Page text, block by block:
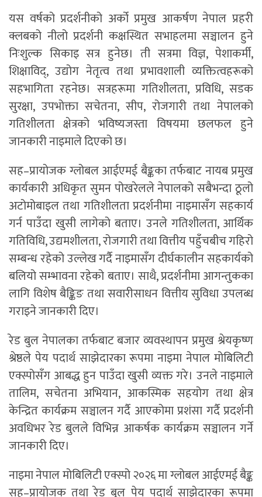
यस वर्षको प्रदर्शनीको अर्को प्रमुख आकर्षण नेपाल प्रहरी
क्लबको नीलो प्रदर्शनी कक्षस्थित सभाहलमा सञ्चालन हुने
निःशुल्क सिकाइ सत्र हुनेछ। ती सत्रमा विज्ञ, पेशाकर्मी,
शिक्षाविद्, उद्योग नेतृत्व तथा प्रभावशाली व्यक्तित्वहरूको
सहभागिता रहनेछ। सत्रहरूमा गतिशीलता, प्रविधि, सडक
सुरक्षा, उपभोक्ता सचेतना, सीप, रोजगारी तथा नेपालको
गतिशीलता क्षेत्रको भविष्यजस्ता विषयमा छलफल हुने
जानकारी नाइमाले दिएको छ।
सह–प्रायोजक ग्लोबल आईएमई बैङ्कका तर्फबाट नायब प्रमुख
कार्यकारी अधिकृत सुमन पोखरेलले नेपालको सबैभन्दा ठूलो
अटोमोबाइल तथा गतिशीलता प्रदर्शनीमा नाइमासँग सहकार्य
गर्न पाउँदा खुसी लागेको बताए। उनले गतिशीलता, आर्थिक
गतिविधि, उद्यमशीलता, रोजगारी तथा वित्तीय पहुँचबीच गहिरो
सम्बन्ध रहेको उल्लेख गर्दै नाइमासँग दीर्घकालीन सहकार्यको
बलियो सम्भावना रहेको बताए। साथै, प्रदर्शनीमा आगन्तुकका
लागि विशेष बैङ्किङ तथा सवारीसाधन वित्तीय सुविधा उपलब्ध
गराइने जानकारी दिए।
रेड बुल नेपालका तर्फबाट बजार व्यवस्थापन प्रमुख श्रेयकृष्ण
श्रेष्ठले पेय पदार्थ साझेदारका रूपमा नाइमा नेपाल मोबिलिटी
एक्स्पोसँग आबद्ध हुन पाउँदा खुसी व्यक्त गरे। उनले नाइमाले
तालिम, सचेतना अभियान, आकस्मिक सहयोग तथा क्षेत्र
केन्द्रित कार्यक्रम सञ्चालन गर्दै आएकोमा प्रशंसा गर्दै प्रदर्शनी
अवधिभर रेड बुलले विभिन्न आकर्षक कार्यक्रम सञ्चालन गर्ने
जानकारी दिए।
नाइमा नेपाल मोबिलिटी एक्स्पो २०२६ मा ग्लोबल आईएमई बैङ्क
सह–प्रायोजक तथा रेड बुल पेय पदार्थ साझेदारका रूपमा